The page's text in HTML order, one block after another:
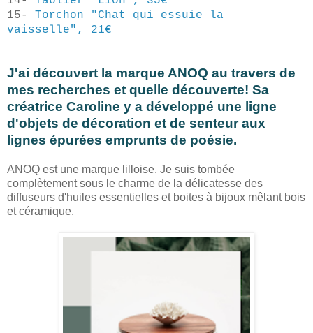
15- Torchon "Chat qui essuie la
vaisselle", 21€
J'ai découvert la marque ANOQ au travers de
mes recherches et quelle découverte! Sa
créatrice Caroline y a développé une ligne
d'objets de décoration et de senteur aux
lignes épurées emprunts de poésie.
ANOQ est une marque lilloise. Je suis tombée
complètement sous le charme de la délicatesse des
diffuseurs d'huiles essentielles et boites à bijoux mêlant bois
et céramique.